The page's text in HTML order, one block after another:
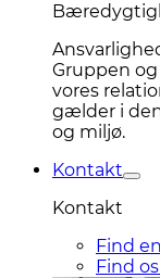
Gruppen
vores
gælder i
og miljø.
Kontakt
Kontakt
Find
Find